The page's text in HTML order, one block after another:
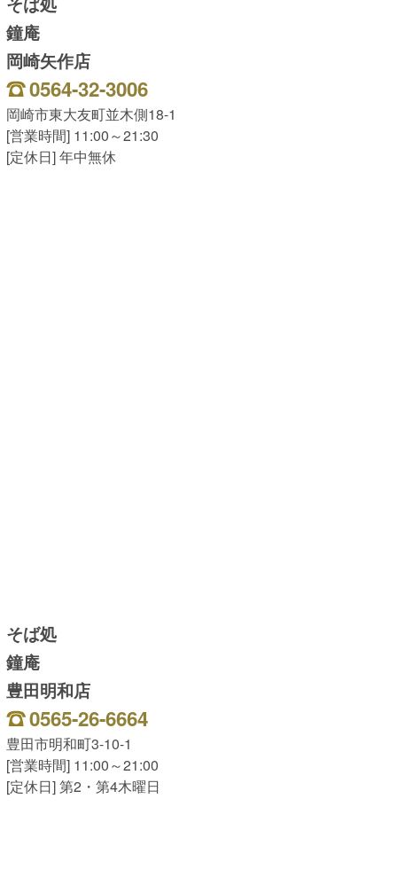
鐘庵
岡崎矢作店
0564-32-3006
岡崎市東大友町並木側18-1
[営業時間] 11:00～21:30
[定休日] 年中無休
そば処
鐘庵
豊田明和店
0565-26-6664
豊田市明和町3-10-1
[営業時間] 11:00～21:00
[定休日] 第2・第4木曜日